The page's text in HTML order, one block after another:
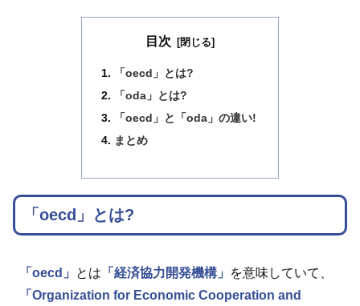
目次
「oecd」とは?
「oda」とは?
「oecd」と「oda」の違い!
まとめ
「oecd」とは?
「oecd」 とは 「経済協力開発機構」
を意味していて、
「Organization for Economic Cooperation and